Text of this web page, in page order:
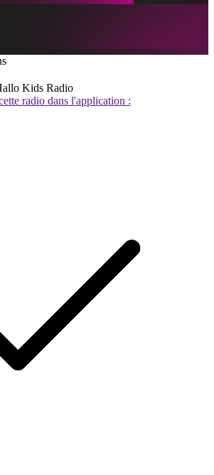
Kids Radio
radio dans l'application :